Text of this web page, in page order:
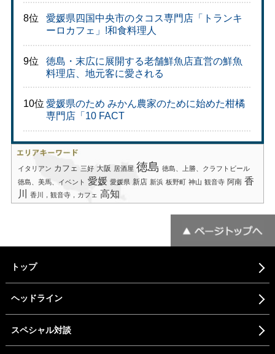
8位
愛媛県四国中央市のタコス専門店「トランキ
ーロカフェ」!和食料理人
9位
徳島・末広に展開する老舗鮮魚店直営の鮮魚
料理店、地元客に愛される
10位 愛媛県のため みかん農家のために始めた柑橘
専門店「10 FACT
イタリアン カフェ 三好 大阪 居酒屋 徳島 徳島、上勝、クラフトビール
徳島、美馬、イベント 愛媛 愛媛県 新店 新浜 板野町 神山 観音寺 阿南 香
川
香川，観音寺，カフェ 高知
トップ
ヘッドライン
スペシャル対談